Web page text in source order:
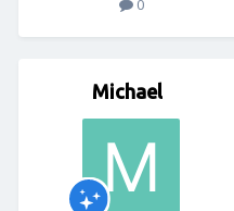
0
Michael